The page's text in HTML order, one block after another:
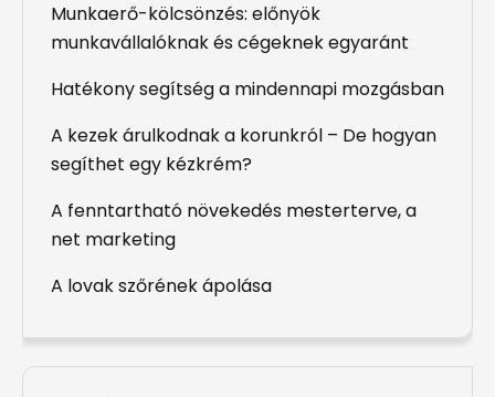
Munkaerő-kölcsönzés: előnyök
munkavállalóknak és cégeknek egyaránt
Hatékony segítség a mindennapi mozgásban
A kezek árulkodnak a korunkról – De hogyan
segíthet egy kézkrém?
A fenntartható növekedés mesterterve, a
net marketing
A lovak szőrének ápolása